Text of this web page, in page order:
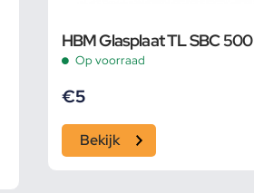
HBM Glasplaat TL SBC 500
Op voorraad
€5
Bekijk